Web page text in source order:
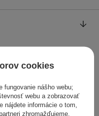
cookies
fungovanie nášho webu;
webu a zobrazovať
nájdete informácie o tom,
zhromažďujeme.